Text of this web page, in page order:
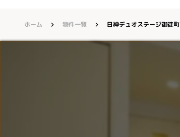
ホーム keyboard_arrow_right 物件一覧 keyboard_arrow_right 日神デュオステージ御徒町